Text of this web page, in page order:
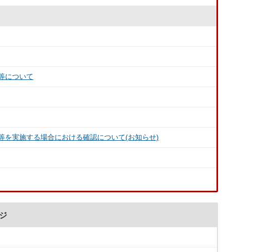
について
を実施する場合における確認について(お知らせ)